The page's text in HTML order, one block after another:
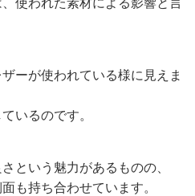
ーが使われている様に見えま
いるのです。
という魅力があるものの、
も持ち合わせています。